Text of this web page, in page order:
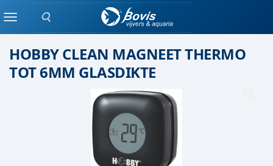
Zoeken
MenuREINIGING
HOBBY CLEAN MAGNEET THERMO
TOT 6MM GLASDIKTE